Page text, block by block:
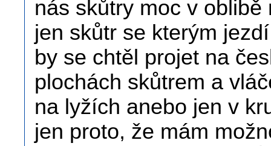
nás skůtry moc v
jen skůtr se kterým
by se chtěl projet na
plochách skůtrem a
na lyžích anebo jen v
jen proto, že mám